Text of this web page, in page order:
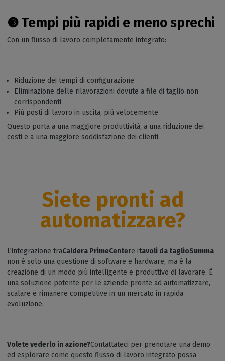
❸Tempi più rapidi e meno sprechi
Con un flusso di lavoro completamente integrato:
Riduzione dei tempi di configurazione
Eliminazione delle rilavorazioni dovute a file di taglio non
corrispondenti
Più posti di lavoro in uscita, più velocemente
Questo porta a una maggiore produttività, a una riduzione dei
costi e a una maggiore soddisfazione dei clienti.
Siete pronti ad
automatizzare?
L'integrazione traCaldera PrimeCentere itavoli da taglioSumma
non è solo una questione di software e hardware, ma è la
creazione di un modo più intelligente e produttivo di lavorare. È
una soluzione potente per le aziende pronte ad automatizzare,
scalare e rimanere competitive in un mercato in rapida
evoluzione.
Volete vederlo in azione?Contattateci per prenotare una demo
ed esplorare come questo flusso di lavoro integrato possa